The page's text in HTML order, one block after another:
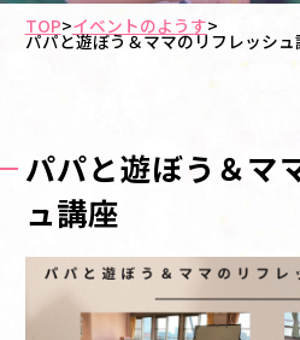
TOP>イベントのようす>
パパと遊ぼう＆ママのリフレッシュ
パパと遊ぼう＆マ
ュ講座